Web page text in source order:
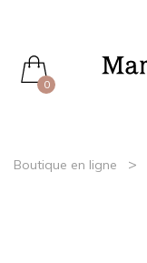
0
Boutique en ligne >